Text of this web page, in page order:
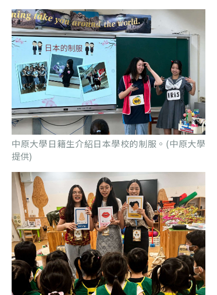
中原大學日籍生介紹日本學校的制服。(中原大學
提供)